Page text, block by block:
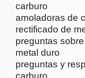
carburo
amoladoras de
rectificado de
preguntas
metal duro
preguntas y
carburo